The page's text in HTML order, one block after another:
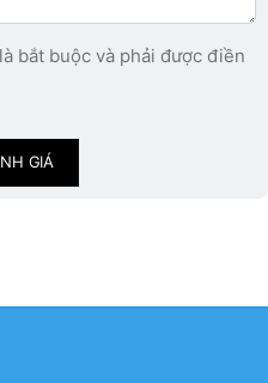
bắt buộc và phải được điền
GIÁ